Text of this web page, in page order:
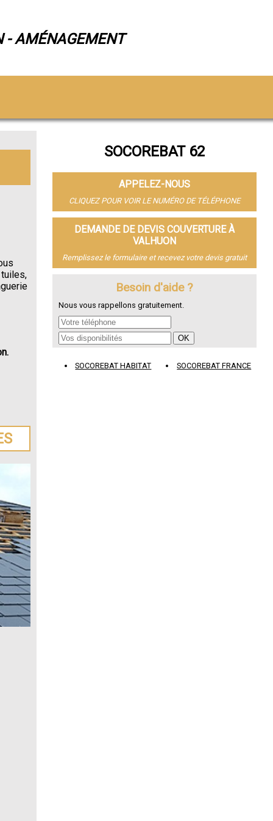
- AMÉNAGEMENT
SOCOREBAT 62
APPELEZ-NOUS
CLIQUEZ POUR VOIR LE NUMÉRO DE TÉLÉPHONE
DEMANDE DE DEVIS COUVERTURE À
VALHUON
Remplissez le formulaire et recevez votre devis gratuit
Besoin d'aide ?
Nous vous rappellons gratuitement.
SOCOREBAT HABITAT SOCOREBAT FRANCE